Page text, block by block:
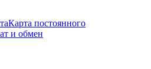
Карта постоянного
и обмен